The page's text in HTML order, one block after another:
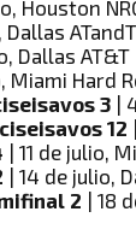
Houston
ATandT
Dallas AT&T
Miami Hard
3 |
12
| 11 de julio,
| 14 de julio,
2 | 18